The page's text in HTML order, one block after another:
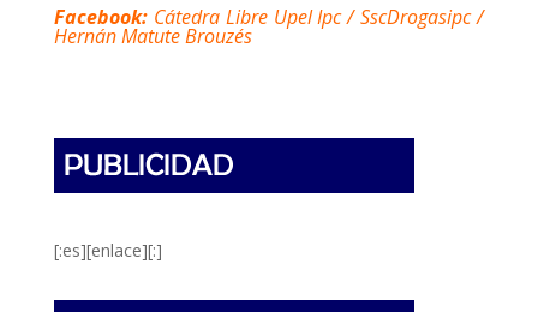
Facebook:Cátedra Libre Upel Ipc / SscDrogasipc /
Hernán Matute Brouzés
[:es][enlace][:]